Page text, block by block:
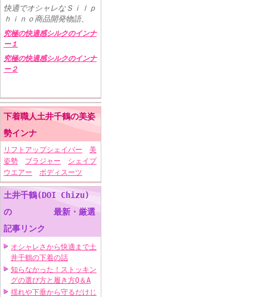
快適でオシャレなＳｉｌｐ
ｈｉｎｏ商品開発物語、
究極の快適感シルクのインナ
ー１
究極の快適感シルクのインナ
ー２
下着職人土井千鶴の美姿
勢インナ
リフトアップシェイパー
美
姿勢
ブラジャー
シェイプ
ウエアー
ボディスーツ
土井千鶴(DOI Chizu)
の 最新・厳選
記事リンク
オシャレさから快適まで土
井千鶴の下着の話
知らなかった！ストッキン
グの選び方と履き方Q＆A
揺れや下垂から守るだけじ